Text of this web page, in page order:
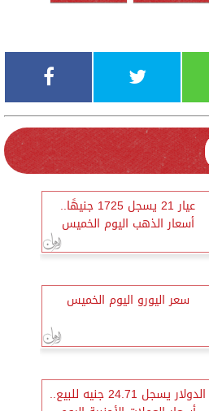
عيار 21 يسجل 1725 جنيهًا..
أسعار الذهب اليوم الخميس
سعر اليورو اليوم الخميس
الدولار يسجل 24.71 جنيه للبيع..